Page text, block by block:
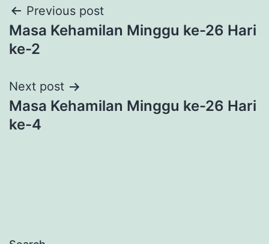
Post
navigation
Previous post
Masa Kehamilan Minggu ke-26 Hari
ke-2
Next post
Masa Kehamilan Minggu ke-26 Hari
ke-4